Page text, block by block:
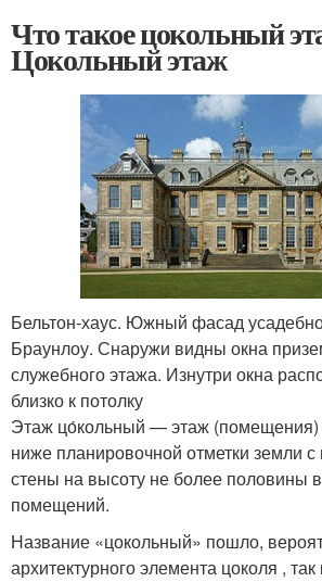
Что такое цокольный
Цокольный этаж
Бельтон-хаус. Южный фасад
Браунлоу. Снаружи видны окна
служебного этажа. Изнутри окна
близко к потолку
Этаж цо́кольный — этаж (помещения)
ниже планировочной отметки земли
стены на высоту не более половины
помещений.
Название «цокольный» пошло,
архитектурного элемента цоколя ,